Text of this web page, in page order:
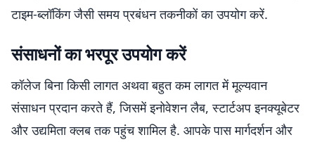
टाइम-ब्लॉकिंग जैसी समय प्रबंधन तकनीकों का उपयोग करें.
संसाधनों का भरपूर उपयोग करें
कॉलेज बिना किसी लागत अथवा बहुत कम लागत में मूल्यवान
संसाधन प्रदान करते हैं, जिसमें इनोवेशन लैब, स्टार्टअप इनक्यूबेटर
और उद्यमिता क्लब तक पहुंच शामिल है. आपके पास मार्गदर्शन और